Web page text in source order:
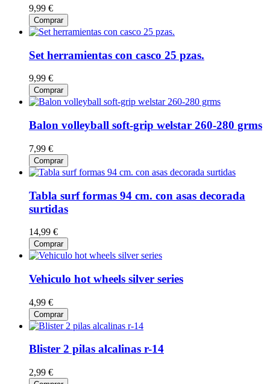
9,99 €
Comprar
Set herramientas con casco 25 pzas.
9,99 €
Comprar
Balon volleyball soft-grip welstar 260-280 grms
7,99 €
Comprar
Tabla surf formas 94 cm. con asas decorada
surtidas
14,99 €
Comprar
Vehiculo hot wheels silver series
4,99 €
Comprar
Blister 2 pilas alcalinas r-14
2,99 €